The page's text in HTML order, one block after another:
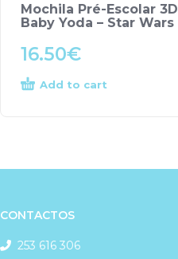
Mochila Pré-Escolar 3D
Baby Yoda – Star Wars
16.50€
Add to cart
CONTACTOS
253 616 306